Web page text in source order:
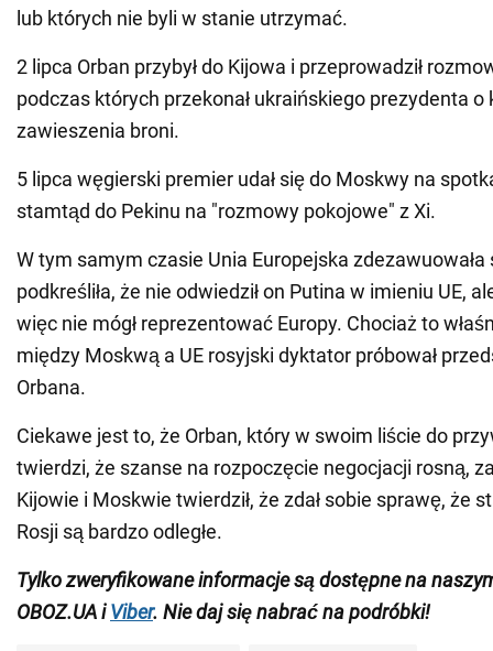
lub których nie byli w stanie utrzymać.
2 lipca Orban przybył do Kijowa i przeprowadził
podczas których przekonał ukraińskiego prezydenta o
zawieszenia broni.
5 lipca węgierski premier udał się do Moskwy na
stamtąd do Pekinu na "rozmowy pokojowe" z Xi.
W tym samym czasie Unia Europejska
podkreśliła, że nie odwiedził on Putina w imieniu UE,
więc nie mógł reprezentować Europy. Chociaż to
między Moskwą a UE rosyjski dyktator próbował
Orbana.
Ciekawe jest to, że Orban, który w swoim liście do
twierdzi, że szanse na rozpoczęcie negocjacji rosną,
Kijowie i Moskwie twierdził, że zdał sobie sprawę, że
Rosji są bardzo odległe.
Tylko zweryfikowane informacje są dostępne na
OBOZ.UA iViber. Nie daj się nabrać na podróbki!